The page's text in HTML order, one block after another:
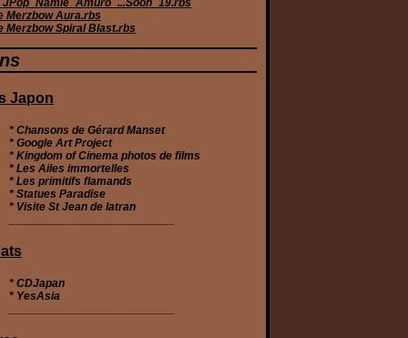
Merzbow Aura.rbs
Merzbow Spiral Blast.rbs
Japon
* Chansons de Gérard Manset
* Google Art Project
* Kingdom of Cinema photos de films
* Les Ailes immortelles
* Les primitifs flamands
* Statues Paradise
* Visite St Jean de latran
* CDJapan
* YesAsia